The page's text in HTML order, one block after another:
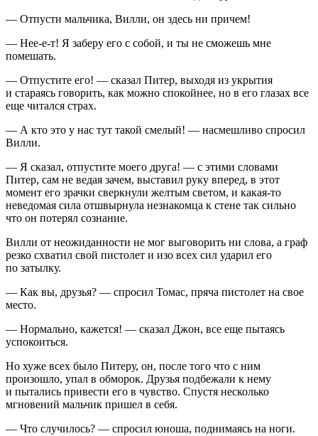
— Отпусти мальчика, Вилли, он здесь ни причем!
— Нее-е-т! Я заберу его с собой, и ты не сможешь мне
помешать.
— Отпустите его! — сказал Питер, выходя из укрытия
и стараясь говорить, как можно спокойнее, но в его глазах все
еще читался страх.
— А кто это у нас тут такой смелый! — насмешливо спросил
Вилли.
— Я сказал, отпустите моего друга! — с этими словами
Питер, сам не ведая зачем, выставил руку вперед, в этот
момент его зрачки сверкнули желтым светом, и какая-то
неведомая сила отшвырнула незнакомца к стене так сильно
что он потерял сознание.
Вилли от неожиданности не мог выговорить ни слова, а граф
резко схватил свой пистолет и изо всех сил ударил его
по затылку.
— Как вы, друзья? — спросил Томас, пряча пистолет на свое
место.
— Нормально, кажется! — сказал Джон, все еще пытаясь
успокоиться.
Но хуже всех было Питеру, он, после того что с ним
произошло, упал в обморок. Друзья подбежали к нему
и пытались привести его в чувство. Спустя несколько
мгновений мальчик пришел в себя.
— Что случилось? — спросил юноша, поднимаясь на ноги.